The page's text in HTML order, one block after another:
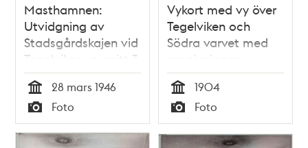
Masthamnen:
Utvidgning av
Stadsgårdskajen vid
Tegelviken, avsnitt 3
Tid
28 mars 1946
Typ
Foto
Vykort med vy över
Tegelviken och
Södra varvet med
omgivningar
Tid
1904
Typ
Foto